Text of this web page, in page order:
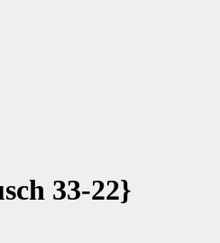
33-22}